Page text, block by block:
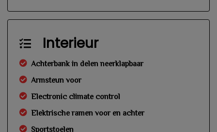
Interieur
Achterbank in delen neerklapbaar
Armsteun voor
Electronic climate control
Elektrische ramen voor en achter
Sportstoelen